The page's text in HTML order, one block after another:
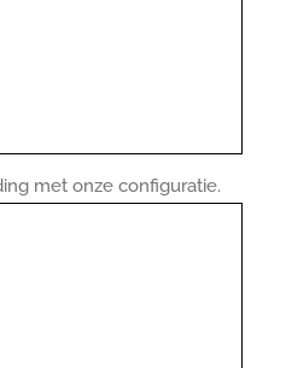
met onze configuratie.